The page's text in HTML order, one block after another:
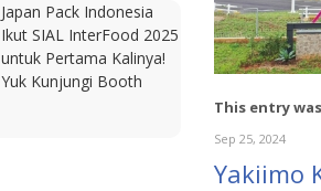
Japan Pack Indonesia
Ikut SIAL InterFood 2025
untuk Pertama Kalinya!
Yuk Kunjungi Booth
This entry
Sep 25, 2024
Yakiimo